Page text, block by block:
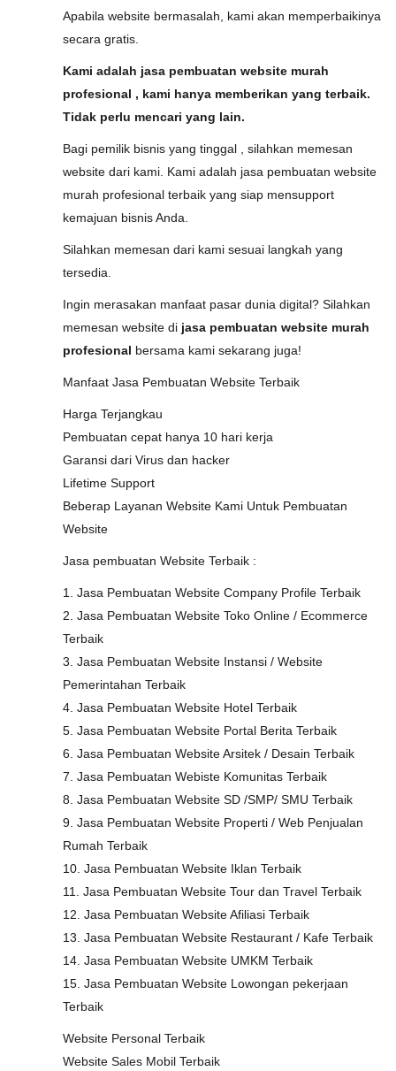
Apabila website bermasalah, kami akan memperbaikinya
secara gratis.
Kami adalah jasa pembuatan website murah
profesional , kami hanya memberikan yang terbaik.
Tidak perlu mencari yang lain.
Bagi pemilik bisnis yang tinggal , silahkan memesan
website dari kami. Kami adalah jasa pembuatan website
murah profesional terbaik yang siap mensupport
kemajuan bisnis Anda.
Silahkan memesan dari kami sesuai langkah yang
tersedia.
Ingin merasakan manfaat pasar dunia digital? Silahkan
memesan website di jasa pembuatan website murah
profesional bersama kami sekarang juga!
Manfaat Jasa Pembuatan Website Terbaik
Harga Terjangkau
Pembuatan cepat hanya 10 hari kerja
Garansi dari Virus dan hacker
Lifetime Support
Beberap Layanan Website Kami Untuk Pembuatan
Website
Jasa pembuatan Website Terbaik :
1. Jasa Pembuatan Website Company Profile Terbaik
2. Jasa Pembuatan Website Toko Online / Ecommerce
Terbaik
3. Jasa Pembuatan Website Instansi / Website
Pemerintahan Terbaik
4. Jasa Pembuatan Website Hotel Terbaik
5. Jasa Pembuatan Website Portal Berita Terbaik
6. Jasa Pembuatan Website Arsitek / Desain Terbaik
7. Jasa Pembuatan Webiste Komunitas Terbaik
8. Jasa Pembuatan Website SD /SMP/ SMU Terbaik
9. Jasa Pembuatan Website Properti / Web Penjualan
Rumah Terbaik
10. Jasa Pembuatan Website Iklan Terbaik
11. Jasa Pembuatan Website Tour dan Travel Terbaik
12. Jasa Pembuatan Website Afiliasi Terbaik
13. Jasa Pembuatan Website Restaurant / Kafe Terbaik
14. Jasa Pembuatan Website UMKM Terbaik
15. Jasa Pembuatan Website Lowongan pekerjaan
Terbaik
Website Personal Terbaik
Website Sales Mobil Terbaik